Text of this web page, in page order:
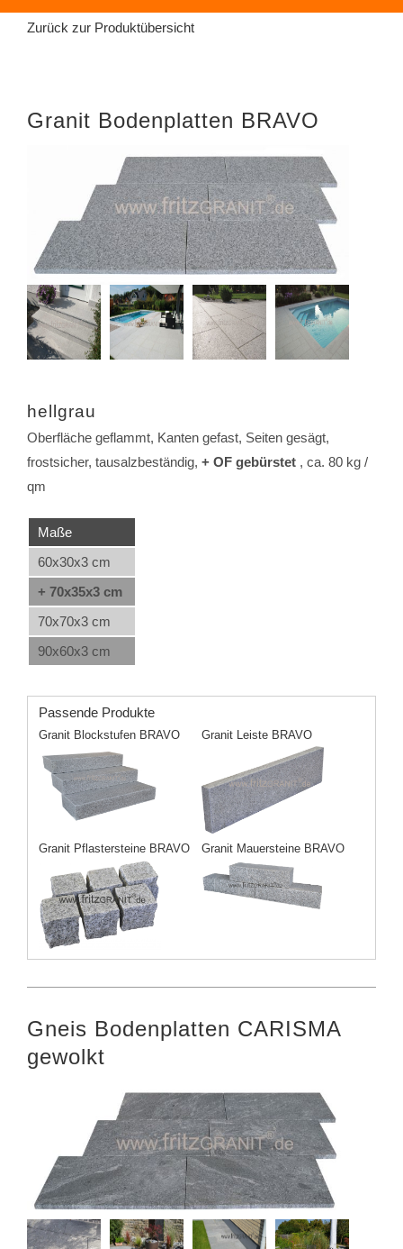
Zurück zur Produktübersicht
Granit Bodenplatten BRAVO
hellgrau
Oberfläche geflammt, Kanten gefast, Seiten gesägt,
frostsicher, tausalzbeständig, + OF gebürstet , ca. 80 kg /
qm
Maße
60x30x3 cm
+ 70x35x3 cm
70x70x3 cm
90x60x3 cm
Passende Produkte
Granit Blockstufen BRAVO Granit Leiste BRAVO
Granit Pflastersteine BRAVO Granit Mauersteine BRAVO
Gneis Bodenplatten CARISMA
gewolkt